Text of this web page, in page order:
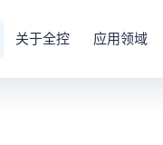
关于全控 应用领域